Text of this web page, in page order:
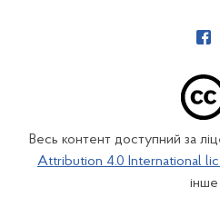
Весь контент доступний за
Attribution 4.0 International
інше